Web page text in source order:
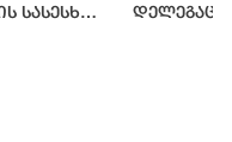
სასესხო